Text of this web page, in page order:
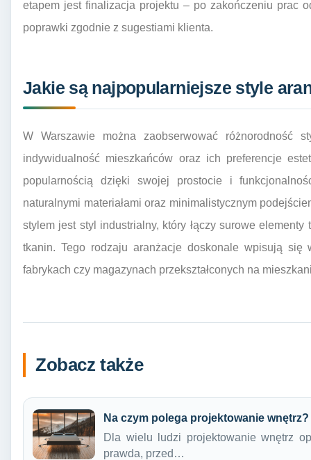
etapem jest finalizacja projektu – po zakończeniu prac
poprawki zgodnie z sugestiami klienta.
Jakie są najpopularniejsze style
W Warszawie można zaobserwować różnorodność
indywidualność mieszkańców oraz ich preferencje
popularnością dzięki swojej prostocie i
naturalnymi materiałami oraz minimalistycznym
stylem jest styl industrialny, który łączy surowe
tkanin. Tego rodzaju aranżacje doskonale wpisują
fabrykach czy magazynach przekształconych na
Zobacz także
Na czym polega projektowanie wnętrz?
Dla wielu ludzi projektowanie wnętrz
prawda, przed…